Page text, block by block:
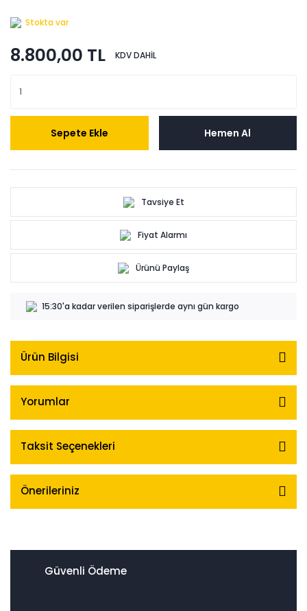
Stokta var
8.800,00 TL KDV DAHİL
Sepete Ekle Hemen Al
Tavsiye Et
Fiyat Alarmı
Ürünü Paylaş
15:30'a kadar verilen siparişlerde aynı gün kargo
Ürün Bilgisi
Yorumlar
Taksit Seçenekleri
Önerileriniz
Güvenli Ödeme